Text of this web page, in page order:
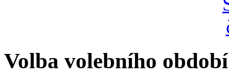
Volba volebního období